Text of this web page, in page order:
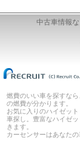
中古車情報
燃費のいい車を探すな
の燃費が分かります。
お気に入りのハイゼッ
車探し。豊富なハイゼ
きます。
カーセンサーはあなた